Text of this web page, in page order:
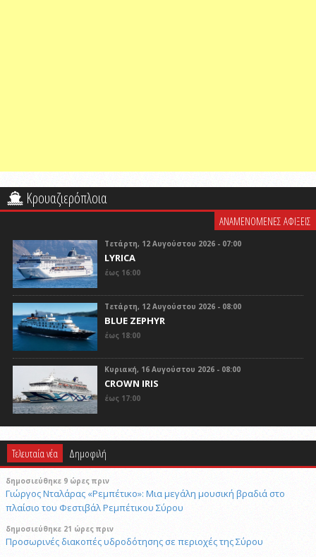
Κρουαζιερόπλοια
ΑΝΑΜΕΝΟΜΕΝΕΣ ΑΦΙΞΕΙΣ
Τετάρτη, 12 Αυγούστου 2026 - 07:00
LYRICA
έως 16:00
Τετάρτη, 12 Αυγούστου 2026 - 08:00
BLUE ZEPHYR
έως 18:00
Κυριακή, 16 Αυγούστου 2026 - 08:00
CROWN IRIS
έως 17:00
Τελευταία νέα Δημοφιλή
δημοσιεύθηκε 9 ώρες πριν
Γιώργος Νταλάρας «Ρεμπέτικο»: Μια μεγάλη μουσική βραδιά στο
πλαίσιο του Φεστιβάλ Ρεμπέτικου Σύρου
δημοσιεύθηκε 21 ώρες πριν
Προσωρινές διακοπές υδροδότησης σε περιοχές της Σύρου